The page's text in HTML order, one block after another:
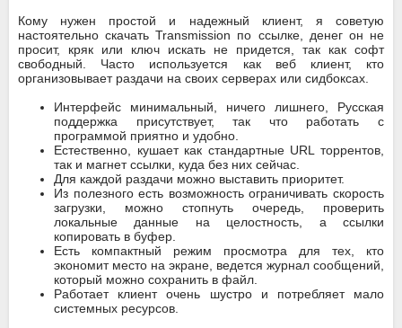
Кому нужен простой и надежный клиент, я советую
настоятельно скачать Transmission по ссылке, денег он не
просит, кряк или ключ искать не придется, так как софт
свободный. Часто используется как веб клиент, кто
организовывает раздачи на своих серверах или сидбоксах.
Интерфейс минимальный, ничего лишнего, Русская
поддержка присутствует, так что работать с
программой приятно и удобно.
Естественно, кушает как стандартные URL торрентов,
так и магнет ссылки, куда без них сейчас.
Для каждой раздачи можно выставить приоритет.
Из полезного есть возможность ограничивать скорость
загрузки, можно стопнуть очередь, проверить
локальные данные на целостность, а ссылки
копировать в буфер.
Есть компактный режим просмотра для тех, кто
экономит место на экране, ведется журнал сообщений,
который можно сохранить в файл.
Работает клиент очень шустро и потребляет мало
системных ресурсов.